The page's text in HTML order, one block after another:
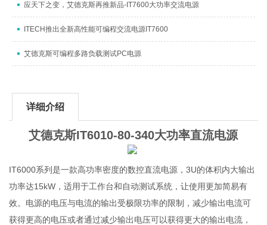
应天下之变，艾德克斯再推新品-IT7600大功率交流电源
ITECH推出全新高性能可编程交流电源IT7600
艾德克斯可编程多路负载测试PC电源
详细介绍
艾德克斯IT6010-80-340大功率直流电源
IT6000系列是一款高功率密度的数控直流电源，3U的体积内大输出
功率达15kW，适用于工作台和自动测试系统，让使用更加简易有
效。电源的电压与电流的输出受极限功率的限制，减少输出电流可
获得更高的电压或者通过减少输出电压可以获得更大的输出电流，